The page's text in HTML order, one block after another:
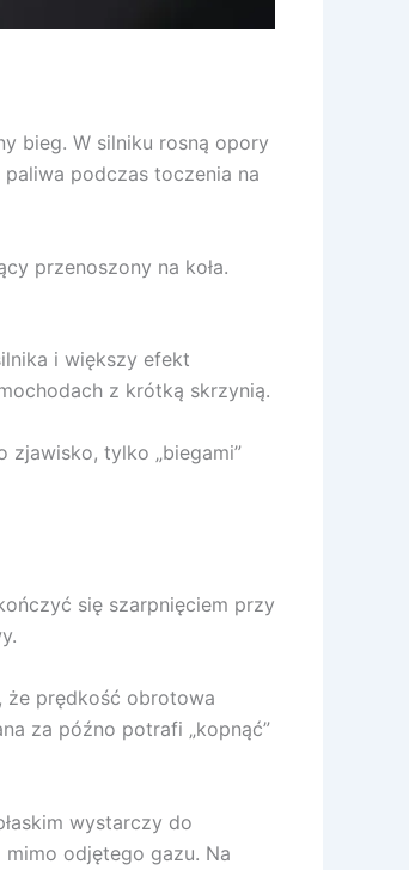
bieg. W silniku rosną opory
podczas toczenia na
przenoszony na koła.
i większy efekt
z krótką skrzynią.
zjawisko, tylko „biegami”
się szarpnięciem przy
że prędkość obrotowa
za późno potrafi „kopnąć”
wystarczy do
mimo odjętego gazu. Na